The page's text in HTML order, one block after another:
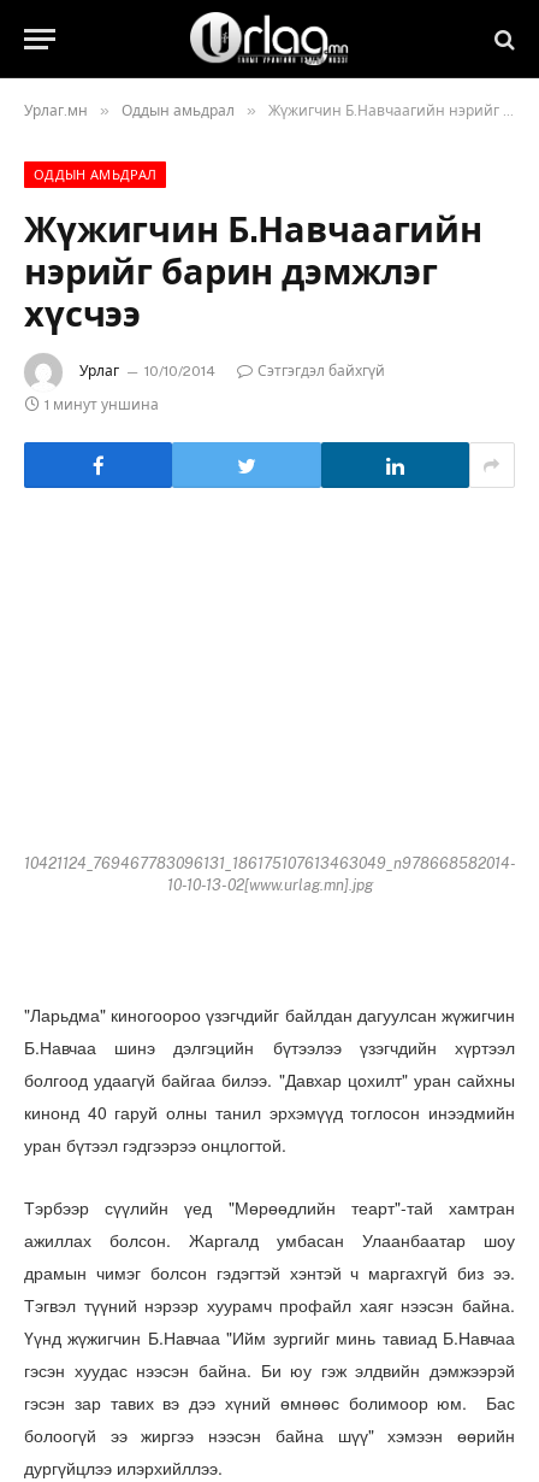
Урлаг.мн » Оддын амьдрал » Жүжигчин Б.Навчаагийн нэрийг барин дэмжлэг хүсчээ
ОДДЫН АМЬДРАЛ
Жүжигчин Б.Навчаагийн
нэрийг барин дэмжлэг
хүсчээ
Урлаг 10/10/2014
Сэтгэгдэл байхгүй
1 минут уншина
10421124_769467783096131_186175107613463049_n978668582014-
10-10-13-02[www.urlag.mn].jpg
"Ларьдма" киногоороо үзэгчдийг байлдан дагуулсан жүжигчин
Б.Навчаа шинэ дэлгэцийн бүтээлээ үзэгчдийн хүртээл
болгоод удаагүй байгаа билээ. "Давхар цохилт" уран сайхны
кинонд 40 гаруй олны танил эрхэмүүд тоглосон инээдмийн
уран бүтээл гэдгээрээ онцлогтой.
Тэрбээр сүүлийн үед "Мөрөөдлийн теарт"-тай хамтран
ажиллах болсон. Жаргалд умбасан Улаанбаатар шоу
драмын чимэг болсон гэдэгтэй хэнтэй ч маргахгүй биз ээ.
Тэгвэл түүний нэрээр хуурамч профайл хаяг нээсэн байна.
Үүнд жүжигчин Б.Навчаа "Ийм зургийг минь тавиад Б.Навчаа
гэсэн хуудас нээсэн байна. Би юу гэж элдвийн дэмжээрэй
гэсэн зар тавих вэ дээ хүний өмнөөс болимоор юм. Бас
болоогүй ээ жиргээ нээсэн байна шүү" хэмээн өөрийн
дургүйцлээ илэрхийллээ.